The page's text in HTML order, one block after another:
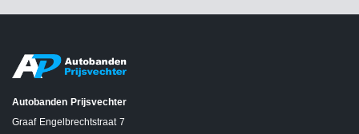
Autobanden Prijsvechter
Graaf Engelbrechtstraat 7